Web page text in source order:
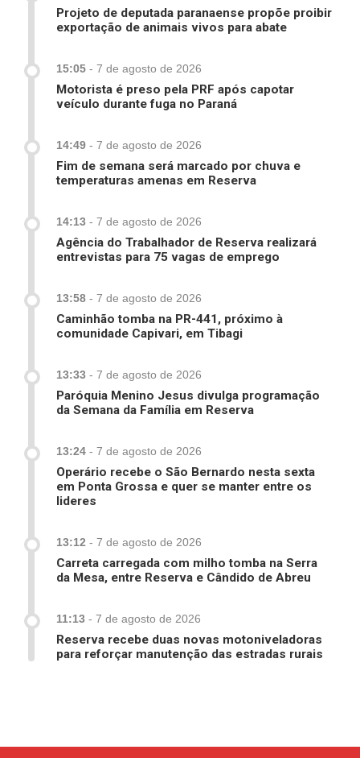
Projeto de deputada paranaense propõe proibir
exportação de animais vivos para abate
15:05 - 7 de agosto de 2026
Motorista é preso pela PRF após capotar
veículo durante fuga no Paraná
14:49 - 7 de agosto de 2026
Fim de semana será marcado por chuva e
temperaturas amenas em Reserva
14:13 - 7 de agosto de 2026
Agência do Trabalhador de Reserva realizará
entrevistas para 75 vagas de emprego
13:58 - 7 de agosto de 2026
Caminhão tomba na PR-441, próximo à
comunidade Capivari, em Tibagi
13:33 - 7 de agosto de 2026
Paróquia Menino Jesus divulga programação
da Semana da Família em Reserva
13:24 - 7 de agosto de 2026
Operário recebe o São Bernardo nesta sexta
em Ponta Grossa e quer se manter entre os
lideres
13:12 - 7 de agosto de 2026
Carreta carregada com milho tomba na Serra
da Mesa, entre Reserva e Cândido de Abreu
11:13 - 7 de agosto de 2026
Reserva recebe duas novas motoniveladoras
para reforçar manutenção das estradas rurais